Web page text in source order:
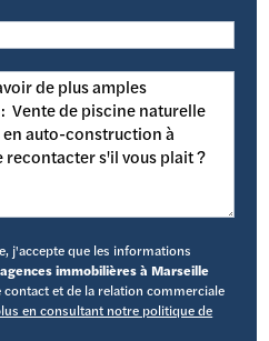
j'accepte que les informations
immobilières à Marseille
et de la relation commerciale
en consultant notre politique de